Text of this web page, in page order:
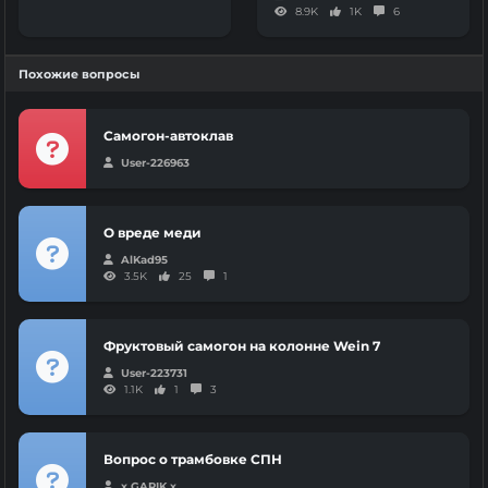
8.9K
1K 6
Похожие вопросы
Самогон-автоклав
User-226963
О вреде меди
AlKad95
3.5K
25 1
Фруктовый самогон на колонне Wein 7
User-223731
1.1K
1 3
Вопрос о трамбовке СПН